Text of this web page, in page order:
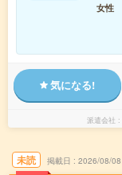
女性
気になる!
派遣会社
未読 掲載日 2026/08/08